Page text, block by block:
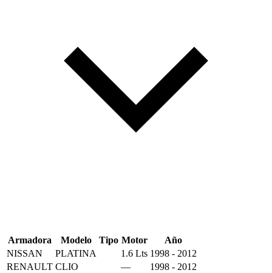
Armadora Modelo Tipo Motor
Año
NISSAN
PLATINA 1.6 Lts 1998 - 2012
RENAULT CLIO —
1998 - 2012